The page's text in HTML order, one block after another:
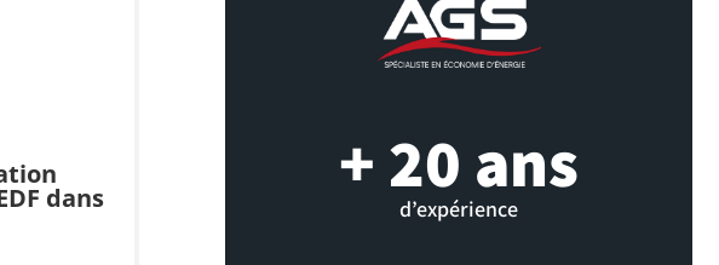
dans + 20 ans
d’expérience